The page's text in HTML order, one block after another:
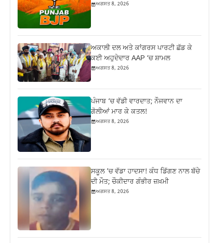
ਅਗਸਤ 8, 2026
ਅਕਾਲੀ ਦਲ ਅਤੇ ਕਾਂਗਰਸ ਪਾਰਟੀ ਛੱਡ ਕੇ
ਕਈ ਅਹੁਦੇਦਾਰ AAP ‘ਚ ਸ਼ਾਮਲ
ਅਗਸਤ 8, 2026
ਪੰਜਾਬ ‘ਚ ਵੱਡੀ ਵਾਰਦਾਤ; ਨੌਜਵਾਨ ਦਾ
ਗੋਲੀਆਂ ਮਾਰ ਕੇ ਕਤਲ!
ਅਗਸਤ 8, 2026
ਸਕੂਲ ’ਚ ਵੱਡਾ ਹਾਦਸਾ! ਕੰਧ ਡਿੱਗਣ ਨਾਲ ਬੱਚੇ
ਦੀ ਮੌਤ; ਚੌਕੀਦਾਰ ਗੰਭੀਰ ਜ਼ਖ਼ਮੀ
ਅਗਸਤ 8, 2026